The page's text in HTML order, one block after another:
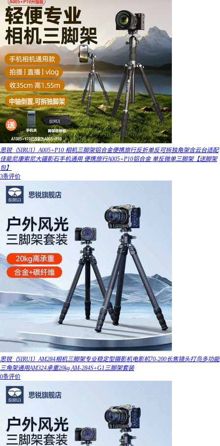
思锐（SIRUI）A005+P10 相机三脚架铝合金便携旅行反折单反可拆独角架含云台适配
佳能尼康索尼大疆影石手机通用 便携旅行A005+P10铝合金 单反微单三脚架【送脚架
包】
3条评价
思锐（SIRUI）AM284相机三脚架专业稳定型摄影机电影机70-200长焦镜头打鸟多功能
三角架通用AM324承重20kg AM-284S+G1三脚架套装
0条评价